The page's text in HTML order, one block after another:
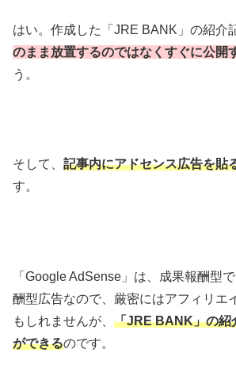
はい。作成した「JRE BANK」の紹介
のまま放置するのではなくすぐに公開
う。
そして、 記事内にアドセンス広告を貼
す。
「Google AdSense」は、成果報酬型
酬型広告なので、厳密にはアフィリエ
もしれませんが、 「JRE BANK」の紹
ができるのです。